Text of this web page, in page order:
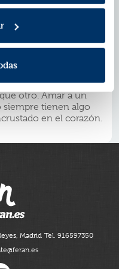
Elísabet, he leído
amor de pareja, es eso
otro. Amar a un
siempre tienen algo
en el corazón.
Madrid Tel. 916597350